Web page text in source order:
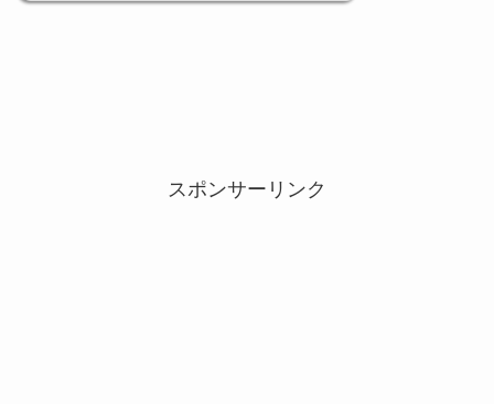
スポンサーリンク